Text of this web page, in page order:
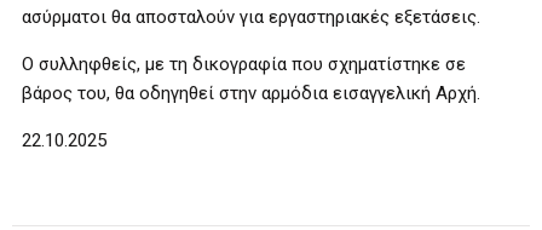
ασύρματοι θα αποσταλούν για εργαστηριακές εξετάσεις.
Ο συλληφθείς, με τη δικογραφία που σχηματίστηκε σε
βάρος του, θα οδηγηθεί στην αρμόδια εισαγγελική Αρχή.
22.10.2025